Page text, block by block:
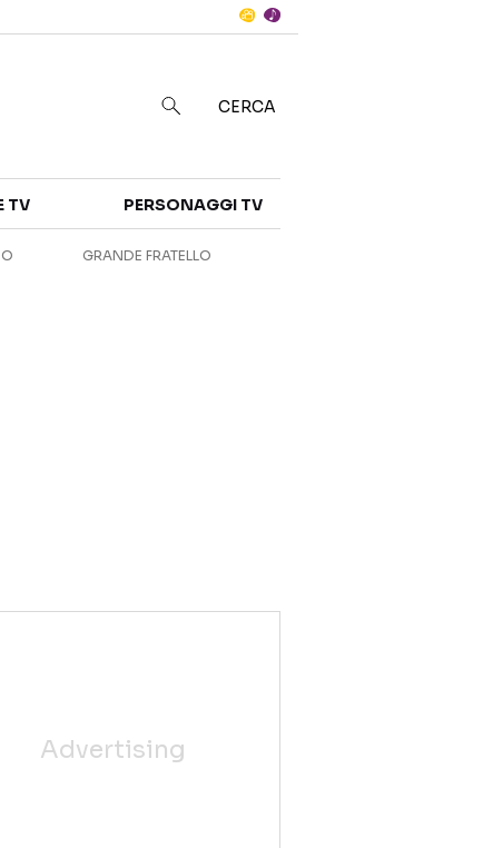
ANTEPRIME
CERCA
TV PERSONAGGI TV
GRANDE FRATELLO